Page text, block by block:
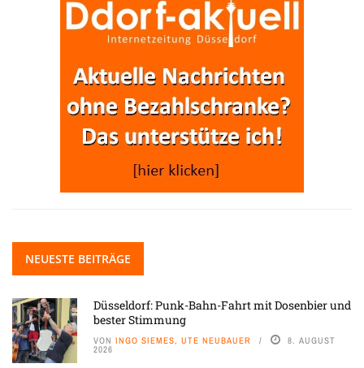
NEUESTE BEITRÄGE
Düsseldorf: Punk-Bahn-Fahrt mit Dosenbier und
bester Stimmung
VON INGO SIEMES, UTE NEUBAUER 8. AUGUST
2026